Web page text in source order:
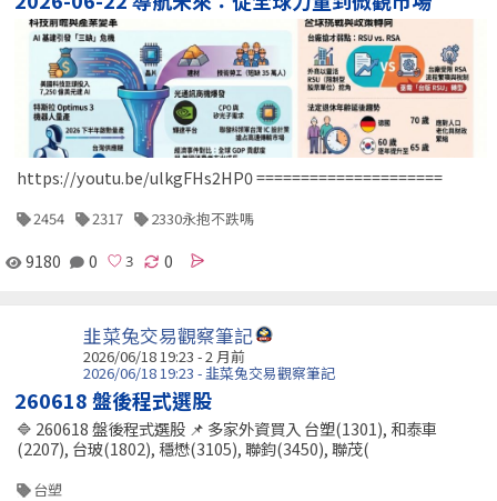
https://youtu.be/ulkgFHs2HP0 =====================
2454 2317 2330永抱不跌嗎
9180 0 0
韭菜兔交易觀察筆記
2026/06/18 19:23 - 2 月前
2026/06/18 19:23 - 韭菜兔交易觀察筆記
260618 盤後程式選股
🔷 260618 盤後程式選股 📌 多家外資買入 台塑(1301), 和泰車
(2207), 台玻(1802), 穩懋(3105), 聯鈞(3450), 聯茂(
台塑